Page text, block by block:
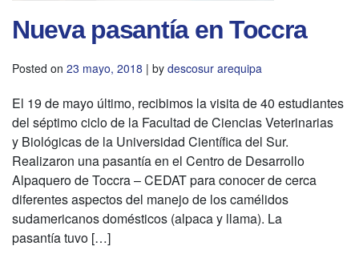
Nueva pasantía en Toccra
Posted on 23 mayo, 2018 | by descosur arequipa
El 19 de mayo último, recibimos la visita de 40 estudiantes
del séptimo ciclo de la Facultad de Ciencias Veterinarias
y Biológicas de la Universidad Científica del Sur.
Realizaron una pasantía en el Centro de Desarrollo
Alpaquero de Toccra – CEDAT para conocer de cerca
diferentes aspectos del manejo de los camélidos
sudamericanos domésticos (alpaca y llama). La
pasantía tuvo […]